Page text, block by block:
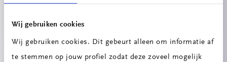
Wij gebruiken cookies
Wij gebruiken cookies. Dit gebeurt alleen om informatie af
te stemmen op jouw profiel zodat deze zoveel mogelijk
Circulaire Portiersloge